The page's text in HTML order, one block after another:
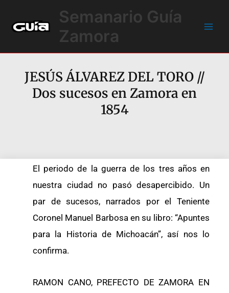
contenido
Semanario Guía
Zamora
JESÚS ÁLVAREZ DEL TORO //
Dos sucesos en Zamora en
1854
El periodo de la guerra de los tres años en
nuestra ciudad no pasó desapercibido. Un
par de sucesos, narrados por el Teniente
Coronel Manuel Barbosa en su libro: “Apuntes
para la Historia de Michoacán”, así nos lo
confirma.
RAMON CANO, PREFECTO DE ZAMORA EN